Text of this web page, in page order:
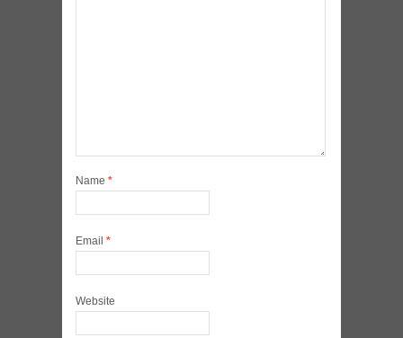
Name *
Email *
Website